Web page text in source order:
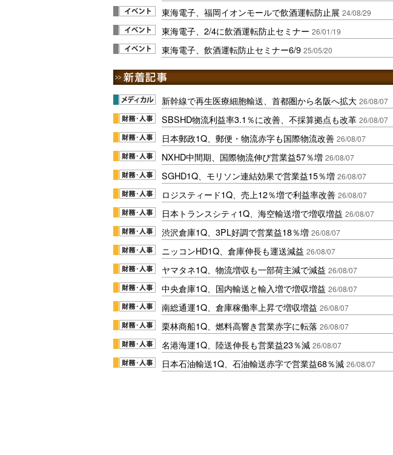
東海電子、福岡イオンモールで飲酒運転防止展 24/08/29
東海電子、2/4に飲酒運転防止セミナー 26/01/19
東海電子、飲酒運転防止セミナー6/9 25/05/20
新幹線で再生医療細胞輸送、首都圏から名阪へ拡大 26/08/07
SBSHD物流利益率3.1％に改善、不採算拠点も改革 26/08/07
日本郵政1Q、郵便・物流赤字も国際物流改善 26/08/07
NXHD中間期、国際物流伸び営業益57％増 26/08/07
SGHD1Q、モリソン連結効果で営業益15％増 26/08/07
ロジスティード1Q、売上12％増で利益率改善 26/08/07
日本トランスシティ1Q、海空輸送増で増収増益 26/08/07
渋沢倉庫1Q、3PL好調で営業益18％増 26/08/07
ニッコンHD1Q、倉庫伸長も運送減益 26/08/07
ヤマタネ1Q、物流増収も一部荷主減で減益 26/08/07
中央倉庫1Q、国内輸送と輸入増で増収増益 26/08/07
南総通運1Q、倉庫稼働率上昇で増収増益 26/08/07
栗林商船1Q、燃料高響き営業赤字に転落 26/08/07
名港海運1Q、陸送伸長も営業益23％減 26/08/07
日本石油輸送1Q、石油輸送赤字で営業益68％減 26/08/07